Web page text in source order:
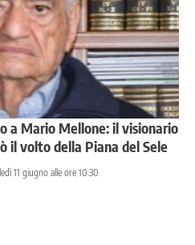
a Mario Mellone: il visionario
il volto della Piana del Sele
11 giugno alle ore 10:30